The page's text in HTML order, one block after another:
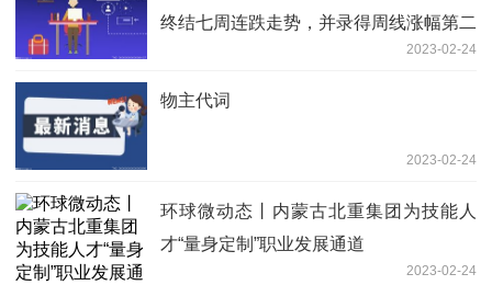
终结七周连跌走势，并录得周线涨幅第二
纪录高位，因各型船需求均在反弹2023-02-24
物主代词
2023-02-24
环球微动态丨内蒙古北重集团为技能人
才“量身定制”职业发展通道
2023-02-24